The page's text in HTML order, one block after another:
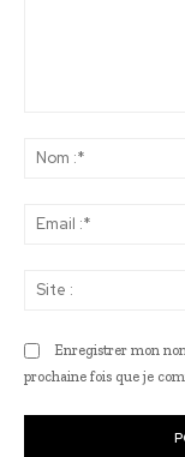
Enregistrer mon
prochaine fois que je